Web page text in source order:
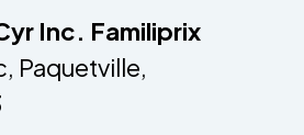
Inc. Familiprix
Paquetville,